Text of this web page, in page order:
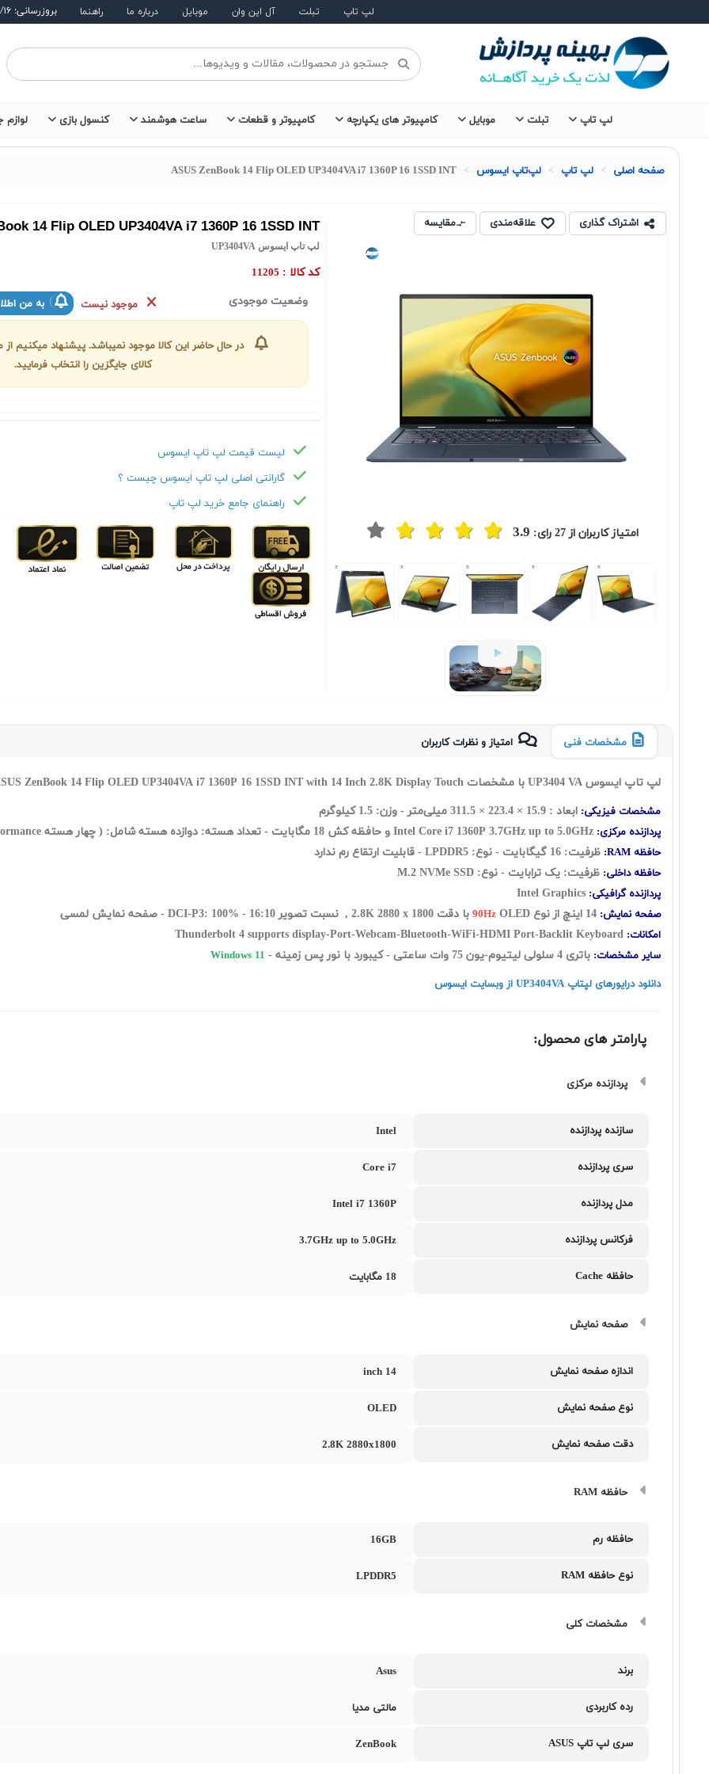
لپ تاپ تبلت آل این وان موبایل درباره ما راهنما بروزرسانی: ۱۴۰۵/۵/۱۶
لپ تاپ تبلت موبایل کامپیوتر های یکپارچه کامپیوتر و قطعات ساعت هوشمند کنسول بازی لوازم
صفحه اصلی لپ تاپ لپ‌تاپ ایسوس ASUS ZenBook 14 Flip OLED UP3404VA i7 1360P 16 1SSD INT
اشتراک گذاری علاقه‌مندی مقایسه
امتیاز کاربران از27رای: 3.9
Previous
Next
14 Flip OLED UP3404VA i7 1360P 16 1SSD INT
لپ تاپ ایسوس UP3404VA
کد کالا : 11205
وضعیت موجودی موجود نیست به من
در حال حاضر این کالا موجود نمیباشد. پیشنهاد میکنیم
کالای جایگزین را انتخاب فرمایید.
لیست قیمت لپ تاپ ایسوس
گارانتی اصلی لپ تاپ ایسوس چیست ؟
راهنمای جامع خرید لپ تاپ
مشخصات فنی امتیاز و نظرات کاربران
لپ تاپ ایسوس UP3404 VA با مشخصات ASUS ZenBook 14 Flip OLED UP3404VA i7 1360P 16 1SSD INT with 14 Inch 2.8K Display Touch
مشخصات فیزیکی: ابعاد : 15.9 × 223.4 × 311.5 میلی‌متر - وزن: 1.5 کیلوگرم
پردازنده مرکزی:
حافظه RAM: ظرفیت: 16 گیگابایت - نوع: LPDDR5 - قابلیت ارتقاع رم ندارد
حافظه داخلی: ظرفیت: یک ترابایت - نوع: M.2 NVMeSSD
پردازنده گرافیکی: ntel Graphics
صفحه نمایش: 90Hz OLED با دقت 2.8K 2880 x 1800 , نسبت تصویر 16:10 - DCI-P3: 100% - صفحه نمایش لمسی
امکانات: Thunderbolt 4 supports display-Port-Webcam-Bluetooth-WiFi-HDMI Port-Backlit Keyboard
سایر مشخصات: باتری 4 سلولی لیتیوم-یون 75 وات ساعتی - کیبورد با نور پس زمینه -
Windows 11
دانلود درایورهای لپتاپ UP3404VA از وبسایت ایسوس
پارامتر های محصول:
پردازنده مرکزی
سازنده پردازنده Intel
سری پردازنده Core i7
مدل پردازنده Intel i7 1360P
فرکانس پردازنده 3.7GHz up to 5.0GHz
حافظه Cache 18 مگابایت
صفحه نمایش
اندازه صفحه نمایش 14 inch
نوع صفحه نمایش OLED
دقت صفحه نمایش 2.8K 2880x1800
حافظه RAM
حافظه رم 16GB
نوع حافظه RAM LPDDR5
مشخصات کلی
برند Asus
رده کاربردی مالتی مدیا
سری لپ تاپ ASUS ZenBook